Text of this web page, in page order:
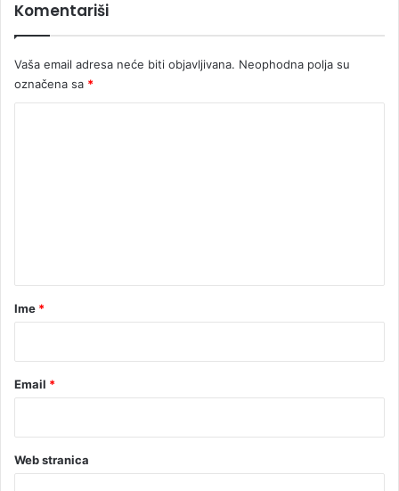
e
u
Komentariši
Vaša email adresa neće biti objavljivana. Neophodna polja su
označena sa *
rIme *
Email *
Web stranica